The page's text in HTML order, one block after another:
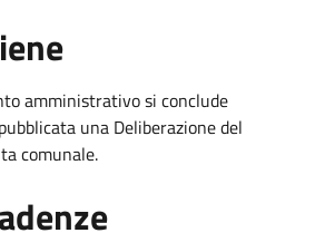
amministrativo si conclude
una Deliberazione del
comunale.